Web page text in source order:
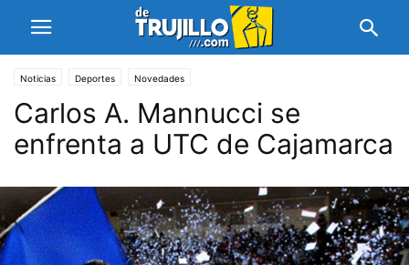
Noticias Deportes Novedades
Carlos A. Mannucci se
enfrenta a UTC de Cajamarca